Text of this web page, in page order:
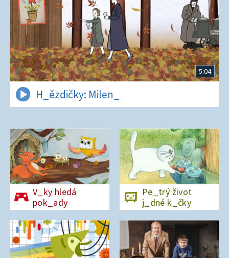
5:04
H_ězdičky: Milen_
V_ky hledá
pok_ady
Pe_trý život
j_dné k_čky